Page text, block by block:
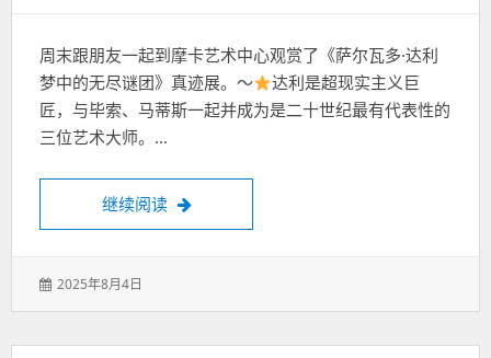
周末跟朋友一起到摩卡艺术中心观赏了《萨尔瓦多·达利
梦中的无尽谜团》真迹展。～
达利是超现实主义巨
匠，与毕索、马蒂斯一起并成为是二十世纪最有代表性的
三位艺术大师。…
继续阅读 萨尔瓦多·达利-梦中的无尽谜团
发
2025年8月4日